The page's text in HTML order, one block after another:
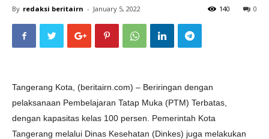
By redaksi beritairn - January 5, 2022 0
140
Tangerang Kota, (beritairn.com) – Beriringan dengan
pelaksanaan Pembelajaran Tatap Muka (PTM) Terbatas,
dengan kapasitas kelas 100 persen. Pemerintah Kota
Tangerang melalui Dinas Kesehatan (Dinkes) juga melakukan